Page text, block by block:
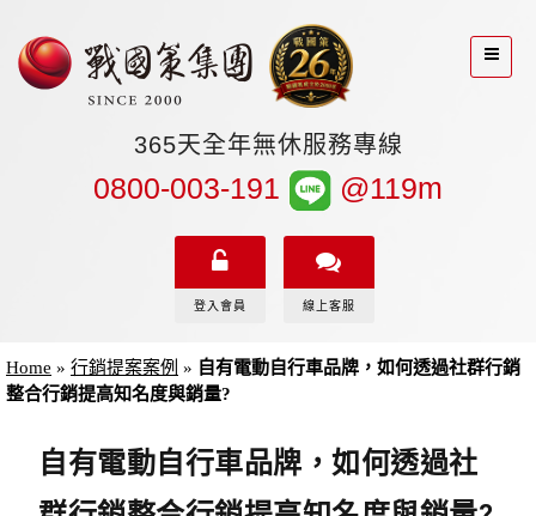
365天全年無休服務專線
0800-003-191 @119m
登入會員 線上客服
Home » 行銷提案案例 » 自有電動自行車品牌，如何透過社群行銷
整合行銷提高知名度與銷量?
自有電動自行車品牌，如何透過社